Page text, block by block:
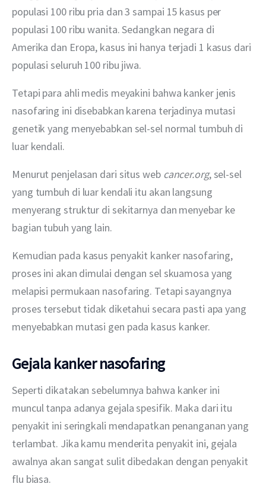
populasi 100 ribu pria dan 3 sampai 15 kasus per
populasi 100 ribu wanita. Sedangkan negara di
Amerika dan Eropa, kasus ini hanya terjadi 1 kasus dari
populasi seluruh 100 ribu jiwa.
Tetapi para ahli medis meyakini bahwa kanker jenis
nasofaring ini disebabkan karena terjadinya mutasi
genetik yang menyebabkan sel-sel normal tumbuh di
luar kendali.
Menurut penjelasan dari situs web cancer.org, sel-sel
yang tumbuh di luar kendali itu akan langsung
menyerang struktur di sekitarnya dan menyebar ke
bagian tubuh yang lain.
Kemudian pada kasus penyakit kanker nasofaring,
proses ini akan dimulai dengan sel skuamosa yang
melapisi permukaan nasofaring. Tetapi sayangnya
proses tersebut tidak diketahui secara pasti apa yang
menyebabkan mutasi gen pada kasus kanker.
Gejala kanker nasofaring
Seperti dikatakan sebelumnya bahwa kanker ini
muncul tanpa adanya gejala spesifik. Maka dari itu
penyakit ini seringkali mendapatkan penanganan yang
terlambat. Jika kamu menderita penyakit ini, gejala
awalnya akan sangat sulit dibedakan dengan penyakit
flu biasa.